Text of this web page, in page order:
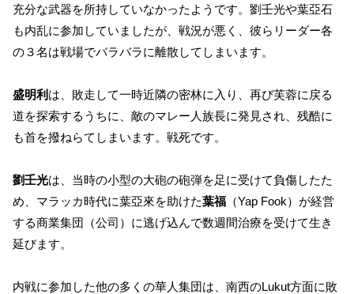
充分な武器を所持していなかったようです。劉壬光や葉亞石
も内乱に参加していましたが、戦況が悪く、彼らリーダー各
の３名は戦場でバラバラに離散してしまいます。
盛明利 は、敗走して一時近隣の密林に入り、再び芙蓉に戻る
道を探索するうちに、敵のマレー人族長に発見され、残酷に
も首を撥ねらてしまいます。戦死です。
劉壬光は、当時の小型の大砲の砲弾を足に受けて負傷したた
め、マラッカ時代に葉亞來を助けた葉福 （Yap Fook）が経営
する商業集団（公司）に逃げ込んで数週間治療を受けて生き
延びます。
内戦に参加した他の多くの華人集団は、南西のLukut方面に敗